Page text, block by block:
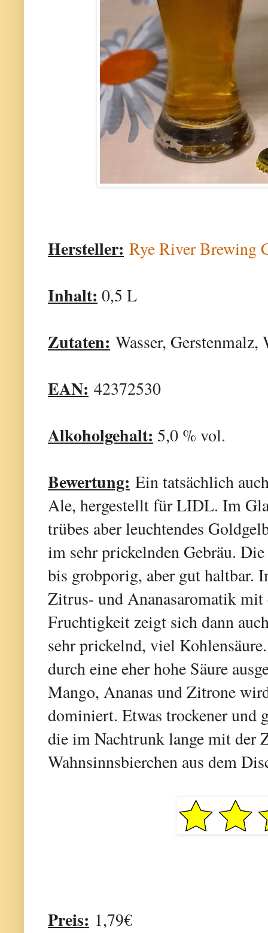
Hersteller: Rye River Brewing
Inhalt: 0,5 L
Zutaten: Wasser,
EAN: 42372530
Alkoholgehalt: 5,0 % vol.
Bewertung: Ein tatsächlich
Ale, hergestellt für LIDL. Im
trübes aber leuchtendes
im sehr prickelnden Gebräu.
bis grobporig, aber gut haltbar.
Zitrus- und Ananasaromatik
Fruchtigkeit zeigt sich dann
sehr prickelnd, viel
durch eine eher hohe Säure
Mango, Ananas und Zitrone
dominiert. Etwas trockener und
die im Nachtrunk lange mit der
Wahnsinnsbierchen aus dem
Preis: 1,79€